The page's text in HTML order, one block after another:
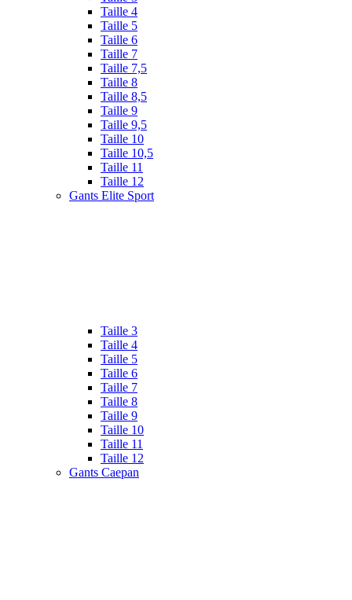
Taille 4
Taille 5
Taille 6
Taille 7
Taille 7,5
Taille 8
Taille 8,5
Taille 9
Taille 9,5
Taille 10
Taille 10,5
Taille 11
Taille 12
Gants Elite Sport
Taille 3
Taille 4
Taille 5
Taille 6
Taille 7
Taille 8
Taille 9
Taille 10
Taille 11
Taille 12
Gants Caepan